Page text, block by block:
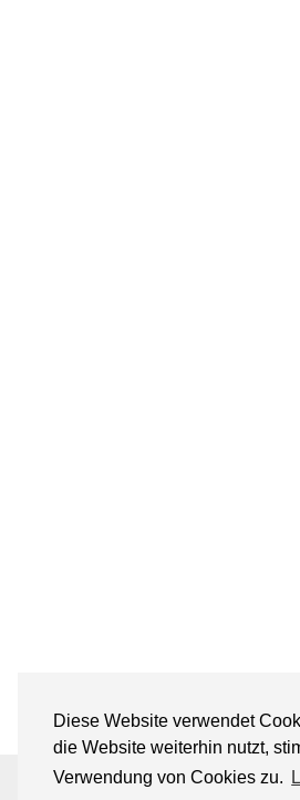
Diese Website verwendet
die Website weiterhin nutzt,
Verwendung von Cookies zu.
©2026 ALL-ABOUT-DESIGN💋